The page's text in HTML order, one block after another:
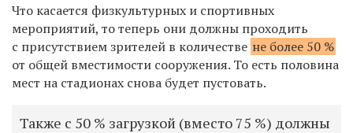
Что касается физкультурных и спортивных
мероприятий, то теперь они должны проходить
с присутствием зрителей в количестве не более 50 %
от общей вместимости сооружения. То есть половина
мест на стадионах снова будет пустовать.
Также с 50 % загрузкой (вместо 75 %) должны